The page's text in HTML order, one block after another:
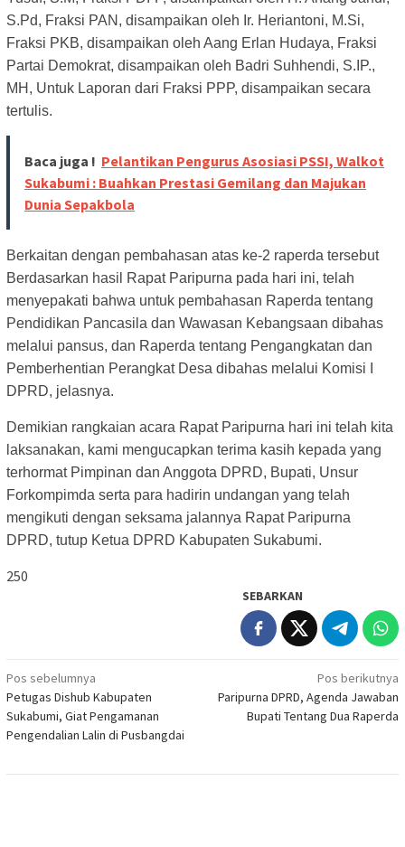
S.Pd, Fraksi PAN, disampaikan oleh Ir. Heriantoni, M.Si,
Fraksi PKB, disampaikan oleh Aang Erlan Hudaya, Fraksi
Partai Demokrat, disampaikan oleh Badri Suhhendi, S.IP.,
MH, Untuk Laporan dari Fraksi PPP, disampaikan secara
tertulis.
Baca juga ! Pelantikan Pengurus Asosiasi PSSI, Walkot
Sukabumi : Buahkan Prestasi Gemilang dan Majukan
Dunia Sepakbola
Berkaitan dengan pembahasan atas ke-2 raperda tersebut
Berdasarkan hasil Rapat Paripurna pada hari ini, telah
menyepakati bahwa untuk pembahasan Raperda tentang
Pendidikan Pancasila dan Wawasan Kebangsaan dibahas
melalui pansus, dan Raperda tentang Pengangkatan dan
Pemberhentian Perangkat Desa dibahas melalui Komisi I
DPRD, jelasnya.
Demikian rangkaian acara Rapat Paripurna hari ini telah kita
laksanakan, kami mengucapkan terima kasih kepada yang
terhormat Pimpinan dan Anggota DPRD, Bupati, Unsur
Forkompimda serta para hadirin undangan yang telah
mengikuti dengan seksama jalannya Rapat Paripurna
DPRD, tutup Ketua DPRD Kabupaten Sukabumi.
250
SEBARKAN
Navigasi
pos
Pos sebelumnya
Petugas Dishub Kabupaten
Sukabumi, Giat Pengamanan
Pengendalian Lalin di Pusbangdai
Pos berikutnya
Paripurna DPRD, Agenda Jawaban
Bupati Tentang Dua Raperda